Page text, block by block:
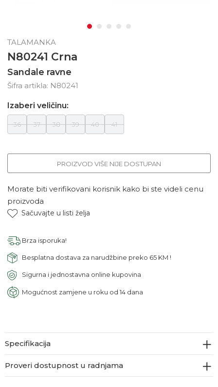
TALAMANKA
N80241 Crna
Sandale ravne
Šifra artikla: N80241
Izaberi veličinu:
36 37 38 39 40 41
PROIZVOD VIŠE NIJE DOSTUPAN
Morate biti verifikovani korisnik kako bi ste videli cenu
proizvoda
Sačuvajte u listi želja
Brza isporuka!
Besplatna dostava za narudžbine preko 65 KM !
Sigurna i jednostavna online kupovina
Mogućnost zamjene u roku od 14 dana
Specifikacija
Proveri dostupnost u radnjama